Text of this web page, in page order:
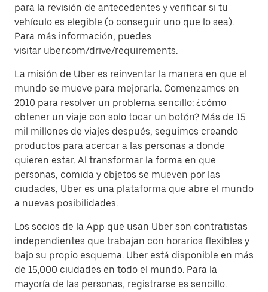
para la revisión de antecedentes y verificar si tu
vehículo es elegible (o conseguir uno que lo sea).
Para más información, puedes
visitar uber.com/drive/requirements.
La misión de Uber es reinventar la manera en que el
mundo se mueve para mejorarla. Comenzamos en
2010 para resolver un problema sencillo: ¿cómo
obtener un viaje con solo tocar un botón? Más de 15
mil millones de viajes después, seguimos creando
productos para acercar a las personas a donde
quieren estar. Al transformar la forma en que
personas, comida y objetos se mueven por las
ciudades, Uber es una plataforma que abre el mundo
a nuevas posibilidades.
Los socios de la App que usan Uber son contratistas
independientes que trabajan con horarios flexibles y
bajo su propio esquema. Uber está disponible en más
de 15,000 ciudades en todo el mundo. Para la
mayoría de las personas, registrarse es sencillo.